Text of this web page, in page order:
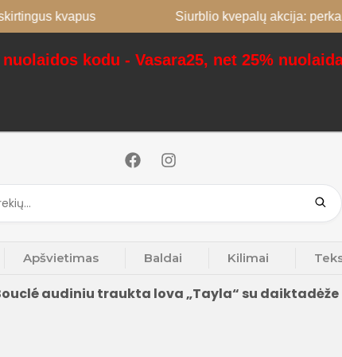
Siurblio kvepalų akcija: perkant 2, 3-
nuolaidos kodu - Vasara25, net 25%
Apšvietimas Baldai Kilimai
audiniu traukta lova „Tayla“ su daiktadėže